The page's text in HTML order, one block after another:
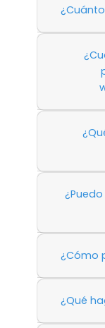
¿Cómo
¿Qué